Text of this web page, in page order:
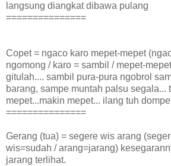
langsung diangkat dibawa pulang
===============
Copet = ngaco karo mepet-mepet
ngomong / karo = sambil / mepet-
gitulah.... sambil pura-pura ngobrol
barang, sampe muntah palsu segala...
mepet...makin mepet... ilang tuh
===============
Gerang (tua) = segere wis arang
wis=sudah / arang=jarang)
jarang terlihat.